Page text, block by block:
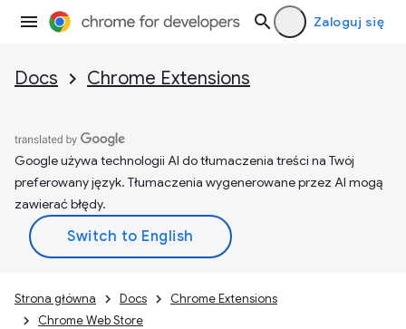
Zaloguj się
Docs Chrome Extensions
Google używa technologii AI do tłumaczenia treści na Twój
preferowany język. Tłumaczenia wygenerowane przez AI mogą
zawierać błędy.
Strona główna Docs
Chrome Extensions
Chrome Web Store